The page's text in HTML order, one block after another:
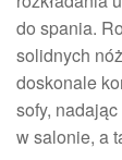
do spania.
solidnych
doskonale
sofy,
w salonie, a